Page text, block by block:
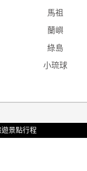
馬祖
蘭嶼
綠島
小琉球
景點行程